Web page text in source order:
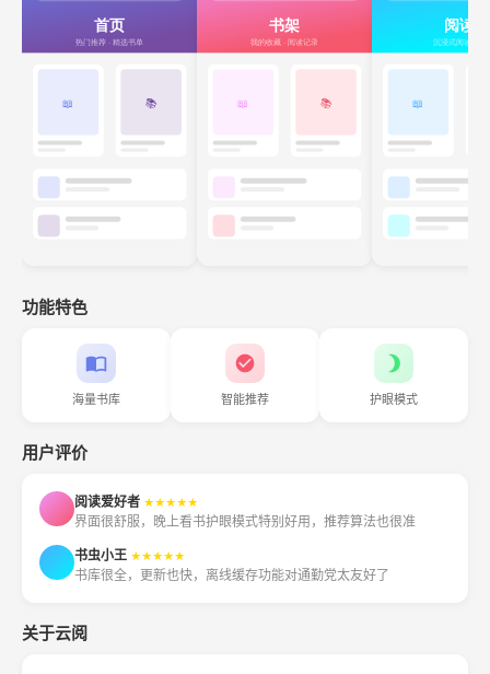
功能特色
海量书库 智能推荐 护眼模式
用户评价
阅读爱好者 ★★★★★
界面很舒服，晚上看书护眼模式特别好用，推荐算法也很准
书虫小王 ★★★★★
书库很全，更新也快，离线缓存功能对通勤党太友好了
关于云阅